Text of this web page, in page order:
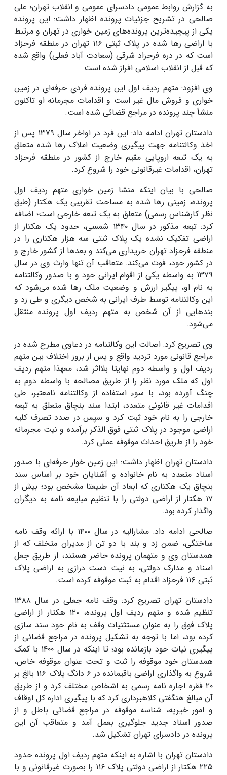
به گزارش روابط عمومی دادسرای عمومی و انقلاب تهران؛ علی
صالحی در تشریح جزئیات پرونده اظهار داشت: این پرونده
یکی از پیچیده‌ترین پرونده‌های زمین خواری در تهران و مرتبط
با اراضی رها شده در پلاک ثبتی ۱۱۶ تهران در منطقه فرحزاد
است که در دره فرحزاد شرقی (سعادت آباد فعلی) واقع شده
که قبل از انقلاب اسلامی افراز شده است.
وی افزود: متهم ردیف اول این پرونده فردی حرفه‌ای در زمین
خواری و فروش مال غیر است و اقدامات مجرمانه او تاکنون
منشأ چند پرونده در مراجع قضائی شده است.
دادستان تهران ادامه داد: این فرد در اواخر سال ۱۳۷۹ پس از
اخذ وکالتنامه جهت پیگیری وضعیت املاک رها شده متعلق
به یک تبعه اروپایی مقیم خارج از کشور در منطقه فرحزاد
تهران، اقدامات غیرقانونی خود را شروع کرد.
صالحی با بیان اینکه منشا زمین خواری متهم ردیف اول
پرونده، زمینی رها شده به مساحت تقریبی یک هکتار (طبق
نظر کارشناس رسمی) متعلق به یک تبعه خارجی است؛ اضافه
کرد: تبعه مذکور در سال ۱۳۴۰ شمسی، حدود یک هکتار از
اراضی تفکیک نشده یک پلاک ثبتی سه هزار هکتاری را در
منطقه فرحزاد تهران خریداری می‌کند و بعدها از کشور خارج و
در کشور خود، فوت می‌کند. متعاقب آن تنها وارث وی در سال
۱۳۷۹ به واسطه یکی از اقوام ایرانی خود و با صدور وکالتنامه
به نام او، پیگیر ارزش و وضعیت ملک رها شده می‌شود که
این وکالتنامه توسط طرف ایرانی به شخص دیگری و طی زد و
بندهایی از آن شخص به متهم ردیف اول پرونده منتقل
می‌شود.
وی تصریح کرد: اصالت این وکالتنامه در دعاوی مطرح شده در
مراجع قانونی مورد تردید واقع و پس از بروز اختلاف بین متهم
ردیف اول و واسطه دوم نهایتا بلااثر شد، معهذا متهم ردیف
اول که ملک مورد نظر را از طریق مصالحه با واسطه دوم به
چنگ آورده بود، با سوء استفاده از وکالتنامه نامعتبر، طی
اقدامات غیر قانونی متعدد، ابتدا سند بنچاق متعلق به تبعه
خارجی را به نام خود ثبت کرد و سپس در صدد تصرف کلیه
اراضی موجود در پلاک ثبتی فوق الذکر برآمده و نیت مجرمانه
خود را از طریق احداث موقوفه عملی کرد.
دادستان تهران اظهار داشت: این زمین خوار حرفه‌ای با صدور
اسناد متعدد به نام خانواده و آشنایان خود بر اساس سند
بنچاق یک هکتاری که ابعاد آن طبیعتا مشخص بود؛ بیش از
۱۷ هکتار از اراضی دولتی را با تنظیم مبایعه نامه به دیگران
واگذار کرده بود.
صالحی ادامه داد: مشارالیه در سال ۱۴۰۰ با ارائه وقف نامه
ساختگی، ضمن زد و بند با دو تن از مدیران متخلف که از
همدستان وی و متهمان پرونده حاضر هستند، از طریق جعل
اسناد و مدارک دولتی، به نیت دست درازی به اراضی پلاک
ثبتی ۱۱۶ فرحزاد اقدام به ثبت موقوفه کرده است.
دادستان تهران تصریح کرد: وقف نامه جعلی در سال ۱۳۸۸
تنظیم شده و متهم ردیف اول پرونده، ۱۲۰ هکتار از اراضی
پلاک فوق را به عنوان مستثنیات وقف به نام خود سند سازی
کرده بود، اما با توجه به تشکیل پرونده در مراجع قضائی از
پیگیری نیات خود بازمانده بود؛ تا اینکه در سال ۱۴۰۰ با کمک
همدستان خود موقوفه را ثبت و تحت عنوان موقوفه خاص،
شروع به واگذاری اراضی باقیمانده در ۶ دانگ پلاک ۱۱۶ بالغ بر
۲۰ فقره اجاره نامه رسمی به اشخاص مختلف کرد و از طریق
آن مبالغ هنگفتی کلاهبرداری کرد که با پیگیری اداره کل اوقاف
و امور خیریه، شناسه موقوفه در مراجع قضائی باطل و از
صدور اسناد جدید جلوگیری بعمل آمد و متعاقب آن این
پرونده در دادسرای تهران تشکیل شد.
دادستان تهران با اشاره به اینکه متهم ردیف اول پرونده حدود
۲۲۵ هکتار از اراضی دولتی پلاک ۱۱۶ را بصورت غیرقانونی و با